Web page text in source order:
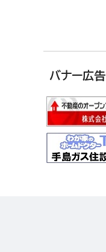
バナー広告